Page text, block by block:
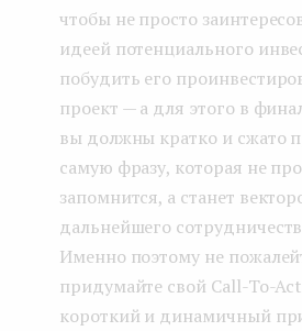
чтобы не просто
идеей потенциального
побудить его
проект — а для этого в
вы должны кратко и сжато
самую фразу, которая не
запомнится, а станет
дальнейшего
Именно поэтому не
придумайте свой Call-To-
короткий и динамичный